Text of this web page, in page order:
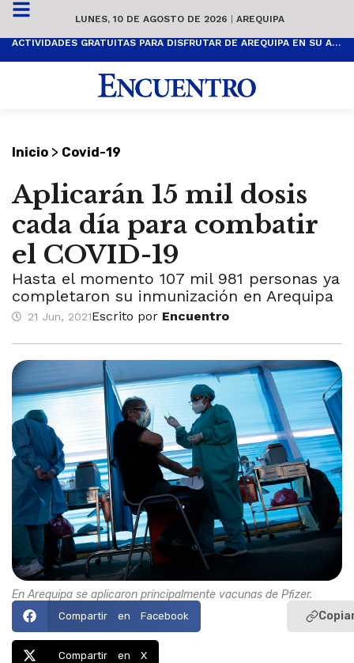
LUNES, 10 DE AGOSTO DE 2026 | AREQUIPA
ACTIVIDADES GRATUITAS PARA DISFRUTAR DE AREQUIPA EN SU ANIVERSARIO
Inicio > Covid-19
Aplicarán 15 mil dosis
cada día para combatir
el COVID-19
Hasta el momento 107 mil 981 personas ya
completaron su inmunización en Arequipa
21 Jun, 2021Escrito por Encuentro
En Arequipa se aplicaron principalmente vacunas de Pfizer.
Compartir en Facebook
Compartir en X